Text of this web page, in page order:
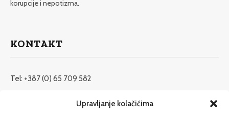
Upravljanje kolačićima
korupcije i nepotizma.
KONTAKT
Tel: +387 (0) 65 709 582
redakcija@etrafika.net